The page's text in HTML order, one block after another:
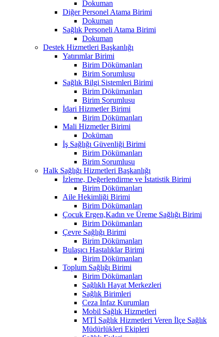
Dokuman
Diğer Personel Atama Birimi
Dokuman
Sağlık Personeli Atama Birimi
Dokuman
Destek Hizmetleri Başkanlığı
Yatırımlar Birimi
Birim Dökümanları
Birim Sorumlusu
Sağlık Bilgi Sistemleri Birimi
Birim Dökümanları
Birim Sorumlusu
İdari Hizmetler Birimi
Birim Dökümanları
Mali Hizmetler Birimi
Doküman
İş Sağlığı Güvenliği Birimi
Birim Dökümanları
Birim Sorumlusu
Halk Sağlığı Hizmetleri Başkanlığı
İzleme, Değerlendirme ve İstatistik Birimi
Birim Dökümanları
Aile Hekimliği Birimi
Birim Dökümanları
Çocuk Ergen,Kadın ve Üreme Sağlığı Birimi
Birim Dökümanları
Çevre Sağlığı Birimi
Birim Dökümanları
Bulaşıcı Hastalıklar Birimi
Birim Dökümanları
Toplum Sağlığı Birimi
Birim Dökümanları
Sağlıklı Hayat Merkezleri
Sağlık Birimleri
Ceza İnfaz Kurumları
Mobil Sağlık Hizmetleri
MTİ Sağlık Hizmetleri Veren İlçe Sağlık
Müdürlükleri Ekipleri